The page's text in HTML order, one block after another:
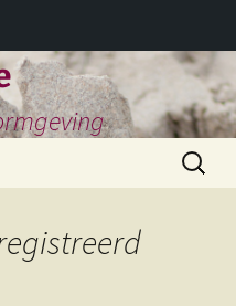
Zoeken
naar: